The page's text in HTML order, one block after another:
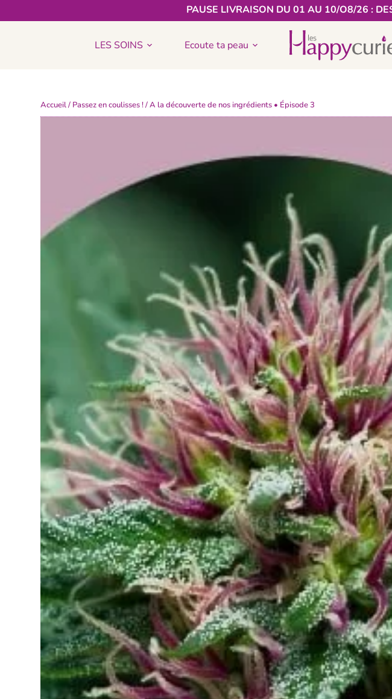
PAUSE LIVRAISON DU 01 AU 10/O8/26 :
LES SOINS Ecoute ta peau
Accueil/ Passez en coulisses !/ A la découverte de nos ingrédients • Épisode 3